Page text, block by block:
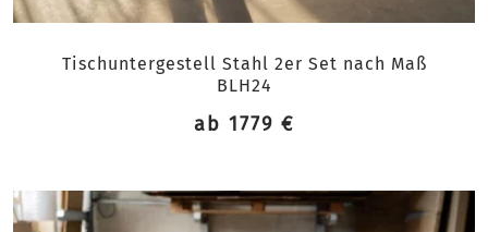
Tischuntergestell Stahl 2er Set nach Maß
BLH24
ab 1779 €